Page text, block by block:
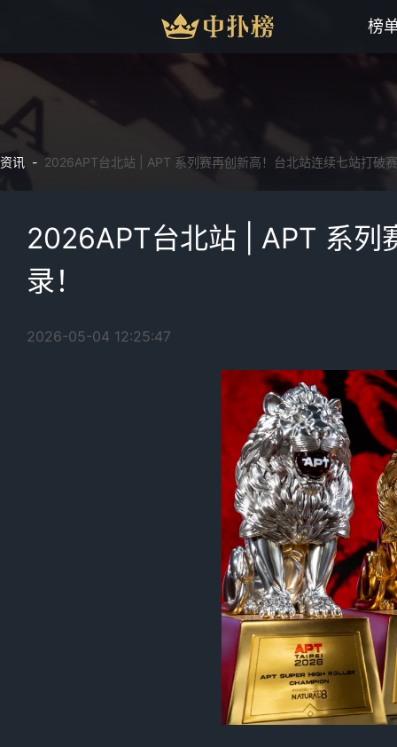
榜
资讯 - 2026APT台北站 | APT 系列赛再创新高！台北站连续七站打破
2026APT台北站 | APT 系列
录！
2026-05-04 12:25:47